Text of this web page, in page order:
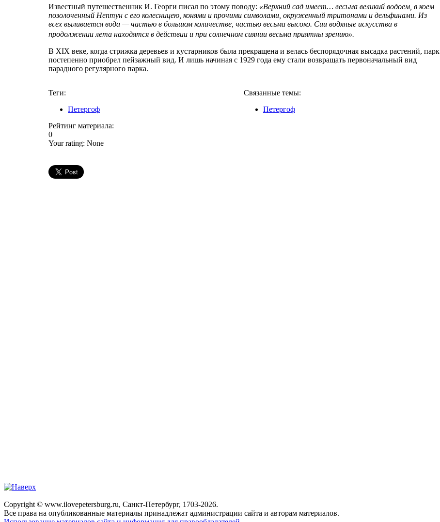
Известный путешественник И. Георги писал по этому поводу: «Верхний сад имеет… весьма великий водоем, в коем
позолоченный Нептун с его колесницею, конями и прочими символами, окруженный тритонами и дельфинами. Из
всех выливается вода — частью в большом количестве, частью весьма высоко. Сии водяные искусства в
продолжении лета находятся в действии и при солнечном сиянии весьма приятны зрению».
В XIX веке, когда стрижка деревьев и кустарников была прекращена и велась беспорядочная высадка растений, парк
постепенно приобрел пейзажный вид. И лишь начиная с 1929 года ему стали возвращать первоначальный вид
парадного регулярного парка.
Теги:
Петергоф
Связанные темы:
Петергоф
Рейтинг материала:
0
Your rating: None
Copyright © www.ilovepetersburg.ru, Санкт-Петербург, 1703-2026.
Все права на опубликованные материалы принадлежат администрации сайта и авторам материалов.